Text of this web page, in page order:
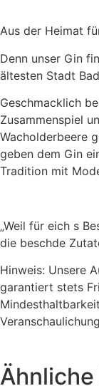
Aus der Heimat
Denn unser Gin
ältesten Stadt
Geschmacklich
Zusammenspiel
Wacholderbeere
geben dem Gin
Tradition mit
„Weil für eich s
die beschde
Hinweis: Unsere
garantiert stets